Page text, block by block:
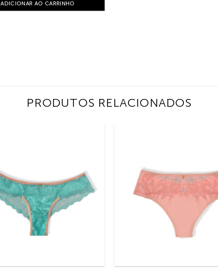
ADICIONAR AO CARRINHO
PRODUTOS RELACIONADOS